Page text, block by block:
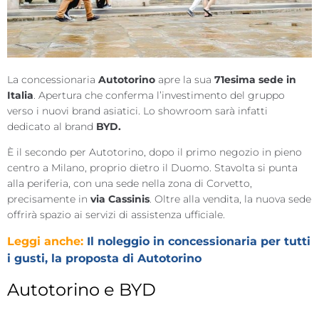
La concessionaria Autotorino apre la sua 71esima sede in
Italia . Apertura che conferma l’investimento del gruppo
verso i nuovi brand asiatici. Lo showroom sarà infatti
dedicato al brand BYD.
È il secondo per Autotorino, dopo il primo negozio in pieno
centro a Milano, proprio dietro il Duomo. Stavolta si punta
alla periferia, con una sede nella zona di Corvetto,
precisamente in via Cassinis . Oltre alla vendita, la nuova sede
offrirà spazio ai servizi di assistenza ufficiale.
Leggi anche: Il noleggio in concessionaria per tutti
i gusti, la proposta di Autotorino
Autotorino e BYD